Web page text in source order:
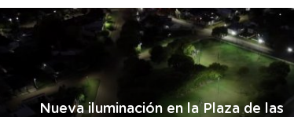
Nueva iluminación en la Plaza de las